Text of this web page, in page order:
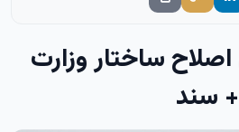
ساختار وزارت
سند